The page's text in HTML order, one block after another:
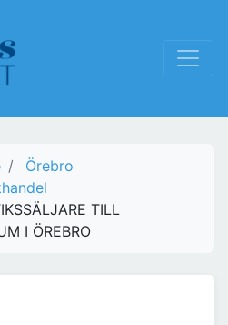
Örebro
TILL
I ÖREBRO